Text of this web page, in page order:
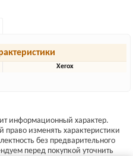
Xerox
информационный характер.
право изменять характеристики
без предварительного
перед покупкой уточнить